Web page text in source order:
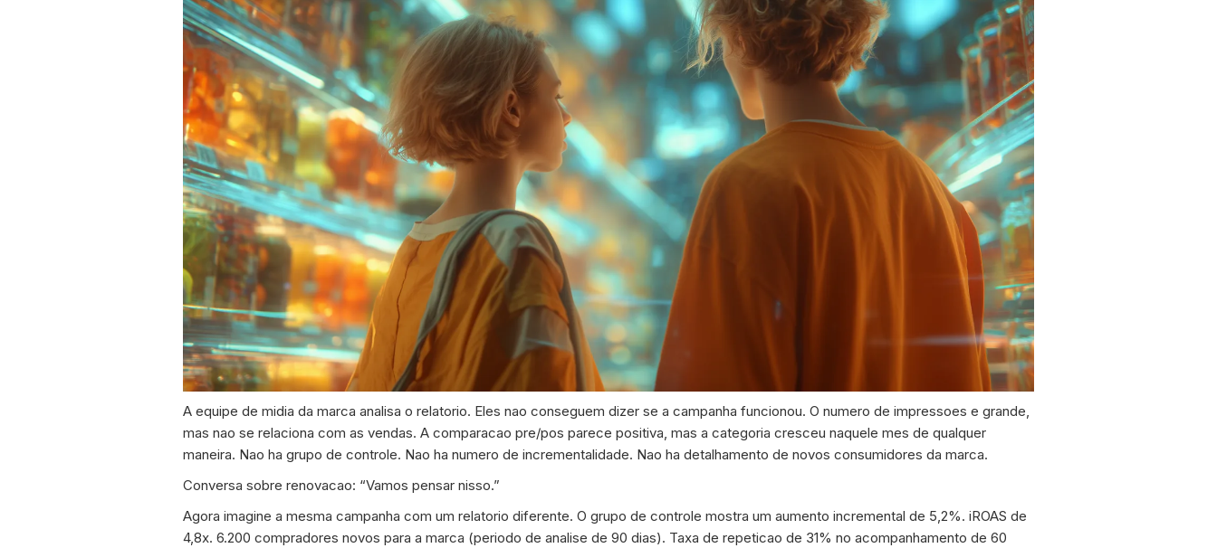
A equipe de midia da marca analisa o relatorio. Eles nao conseguem dizer se a campanha funcionou. O numero de impressoes e grande,
mas nao se relaciona com as vendas. A comparacao pre/pos parece positiva, mas a categoria cresceu naquele mes de qualquer
maneira. Nao ha grupo de controle. Nao ha numero de incrementalidade. Nao ha detalhamento de novos consumidores da marca.
Conversa sobre renovacao: “Vamos pensar nisso.”
Agora imagine a mesma campanha com um relatorio diferente. O grupo de controle mostra um aumento incremental de 5,2%. iROAS de
4,8x. 6.200 compradores novos para a marca (periodo de analise de 90 dias). Taxa de repeticao de 31% no acompanhamento de 60